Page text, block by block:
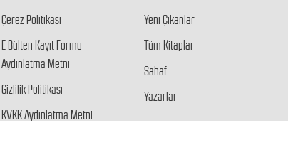
Çerez Politikası
E Bülten Kayıt Formu
Aydınlatma Metni
Gizlilik Politikası
KVKK Aydınlatma Metni
Yeni Çıkanlar
Tüm Kitaplar
Sahaf
Yazarlar